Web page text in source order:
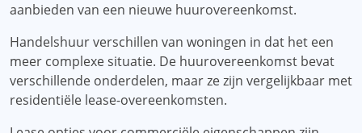
aanbieden van een nieuwe huurovereenkomst.
Handelshuur verschillen van woningen in dat het een
meer complexe situatie. De huurovereenkomst bevat
verschillende onderdelen, maar ze zijn vergelijkbaar met
residentiële lease-overeenkomsten.